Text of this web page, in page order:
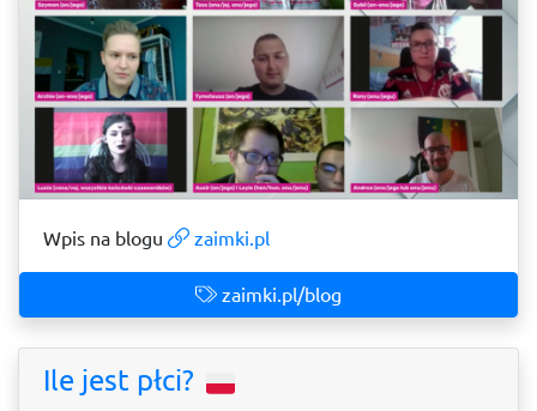
Wpis na blogu zaimki.pl
zaimki.pl/blog
Ile jest płci?